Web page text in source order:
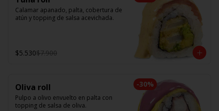
Calamar apanado, palta, cobertura de
atún y topping de salsa acevichada.
$5.530$7.900
-30%
Oliva roll
Pulpo a olivo envuelto en palta con
topping de salsa de oliva.